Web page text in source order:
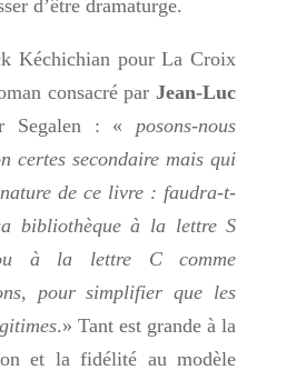
d’être dramaturge.
Kéchichian pour La Croix
consacré parJean-Luc
Segalen : «posons-nous
certes secondaire mais qui
de ce livre : faudra-t-
bibliothèque à la lettre S
ou à la lettre C comme
pour simplifier que les
.» Tant est grande à la
et la fidélité au modèle